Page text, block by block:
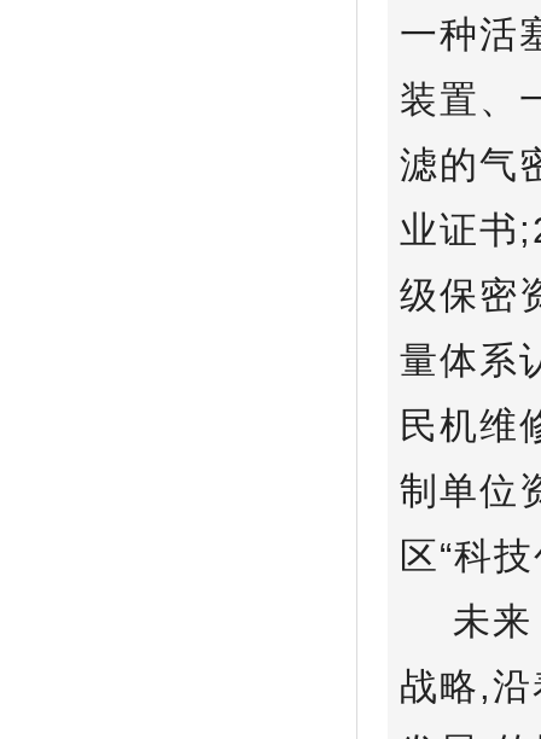
一种活
装置、
滤的气
业证书
级保密
量体系
民机维
制单位
区“科
未来
战略,